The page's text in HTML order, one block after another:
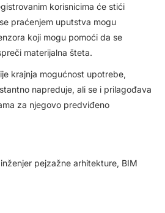
korisnicima će stići
praćenjem uputstva mogu
koji mogu pomoći da se
materijalna šteta.
krajnja mogućnost upotrebe,
napreduje, ali se i prilagođava
za njegovo predviđeno
inženjer pejzažne arhitekture, BIM